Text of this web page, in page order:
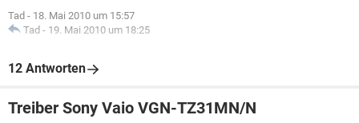
Tad - 18. Mai 2010 um 15:57
Tad - 19. Mai 2010 um 18:25
12 Antworten
Treiber Sony Vaio VGN-TZ31MN/N